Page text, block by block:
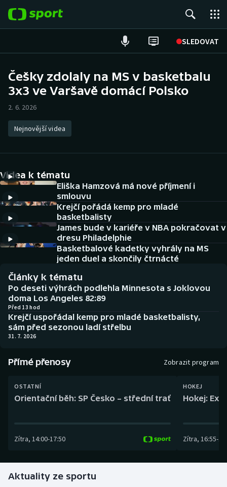
SLEDOVAT
Hokej
Atletika
DALŠÍ SPORTY
Americký fotbal
Baseball a softbal
Biatlon
Boby a skeleton
Box
Curling
Dostihy
Gymnastika
NEPŘEHLÉDNĚTE
Historické návraty
Aplikace ČT sport
AZ kvíz
Češky zdolaly na MS v basketbalu
3x3 ve Varšavě domácí Polsko
2. 6. 2026
Nejnovější videa
Videa k tématu
Eliška Hamzová má nové příjmení i
smlouvu
Krejčí pořádá kemp pro mladé
basketbalisty
James bude v kariéře v NBA pokračovat v
dresu Philadelphie
Basketbalové kadetky vyhrály na MS
jeden duel a skončily čtrnácté
Články k tématu
Po deseti výhrách podlehla Minnesota s Joklovou
doma Los Angeles 82:89
Před 13 hod
Krejčí uspořádal kemp pro mladé basketbalisty,
sám před sezonou ladí střelbu
31. 7. 2026
Přímé přenosy Zobrazit program
OSTATNÍ
Orientační běh: SP Česko – střední trať
Zítra, 14:00-17:50
HOKEJ
Hokej:
Zítra, 16:55-
Aktuality ze sportu